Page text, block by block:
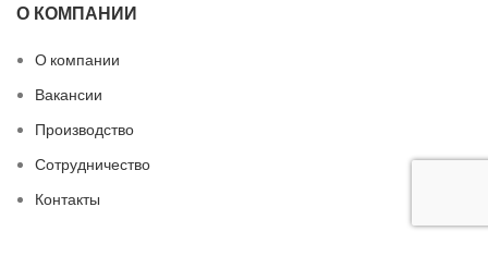
О КОМПАНИИ
О компании
Вакансии
Производство
Сотрудничество
Контакты